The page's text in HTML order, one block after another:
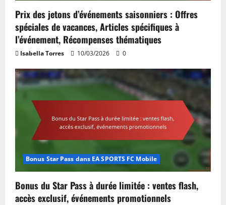
Prix des jetons d’événements saisonniers : Offres
spéciales de vacances, Articles spécifiques à
l’événement, Récompenses thématiques
Isabella Torres 10/03/2026 0
Bonus Star Pass dans EA SPORTS FC Mobile
Bonus du Star Pass à durée limitée : ventes flash,
accès exclusif, événements promotionnels